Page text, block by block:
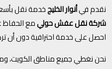
نقدم فيأنوار الخليجخدمة نقل
شركة نقل عفش حوليمع الحفاظ
احصل على خدمة احترافية دون أن
نحن نغطي جميع مناطق الكويت،